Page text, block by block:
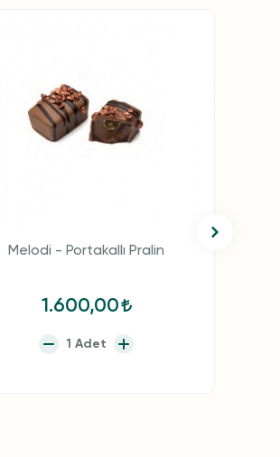
Melodi - Portakallı Pralin
1.600,00